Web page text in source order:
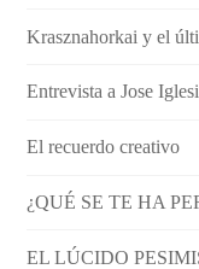
Krasznahorkai y el
Entrevista a Jose
El recuerdo creativo
¿QUÉ SE TE HA
EL LÚCIDO